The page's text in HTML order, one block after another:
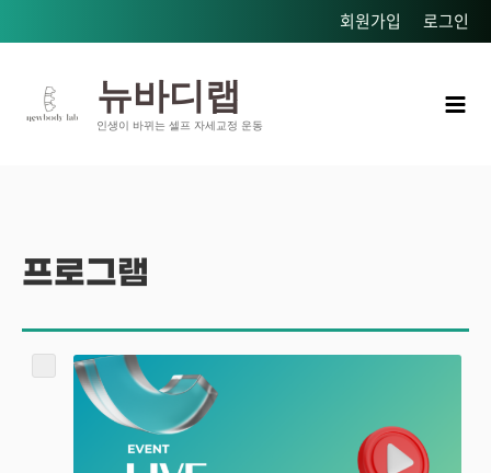
건너뛰기
회원가입 로그인
뉴바디랩
인생이 바뀌는 셀프 자세교정 운동
프로그램